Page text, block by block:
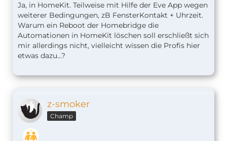
Ja, in HomeKit. Teilweise mit Hilfe der Eve App wegen
weiterer Bedingungen, zB FensterKontakt + Uhrzeit.
Warum ein Reboot der Homebridge die
Automationen in HomeKit löschen soll erschließt sich
mir allerdings nicht, vielleicht wissen die Profis hier
etwas dazu...?
z-smoker
Champ